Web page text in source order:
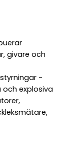
givare och
-
och explosiva